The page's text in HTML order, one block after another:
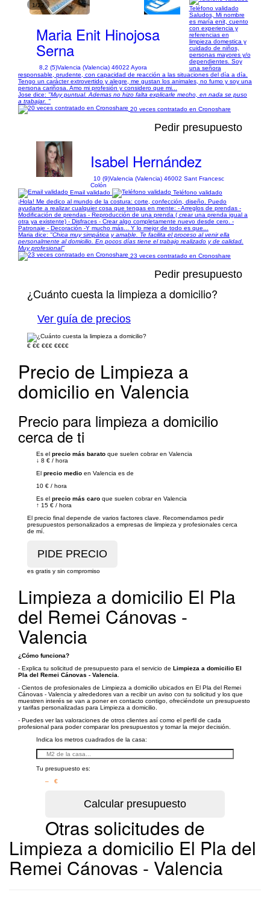
1/22
Maria Enit Hinojosa
Serna
8,2 (5)Valencia (Valencia) 46022 Ayora
Teléfono validado
Saludos, Mi nombre
es maría enit, cuento
con experiencia y
referencias en
limpieza domestica y
cuidado de niños,
personas mayores y/o
dependientes. Soy
una señora
responsable, prudente, con capacidad de reacción a las situaciones del día a día.
Tengo un carácter extrovertido y alegre, me gustan los animales, no fumo y soy una
persona cariñosa. Amo mi profesión y considero que mi...
Jose dice: "Muy puntual. Ademas no hizo falta explicarle mecho, en nada se puso
a trabajar. "
20 veces contratado en Cronoshare
Pedir presupuesto
Isabel Hernández
10 (9)Valencia (Valencia) 46002 Sant Francesc
Colón
Email validado
Teléfono validado
¡Hola! Me dedico al mundo de la costura: corte, confección, diseño. Puedo
ayudarte a realizar cualquier cosa que tengas en mente: - Arreglos de prendas -
Modificación de prendas - Reproducción de una prenda ( crear una prenda igual a
otra ya existente) - Disfraces - Crear algo completamente nuevo desde cero. -
Patronaje - Decoración -Y mucho más... Y lo mejor de todo es que...
Maria dice: "Chica muy simpática y amable. Te facilita el proceso al venir ella
personalmente al domicilio. En pocos días tiene el trabajo realizado y de calidad.
Muy profesional"
23 veces contratado en Cronoshare
Pedir presupuesto
¿Cuánto cuesta la limpieza a domicilio?
Ver guía de precios
€ €€ €€€ €€€€
Precio de Limpieza a
domicilio en Valencia
Precio para limpieza a domicilio
cerca de ti
Es el precio más barato que suelen cobrar en Valencia
↓ 8 € / hora
El precio medio en Valencia es de
10 € / hora
Es el precio más caro que suelen cobrar en Valencia
↑ 15 € / hora
El precio final depende de varios factores clave. Recomendamos pedir
presupuestos personalizados a empresas de limpieza y profesionales cerca
de mí.
es gratis y sin compromiso
Limpieza a domicilio El Pla
del Remei Cánovas -
Valencia
¿Cómo funciona?
- Explica tu solicitud de presupuesto para el servicio de Limpieza a domicilio El
Pla del Remei Cánovas - Valencia
- Cientos de profesionales de Limpieza a domicilio ubicados en El Pla del Remei
Cánovas - Valencia y alrededores van a recibir un aviso con tu solicitud y los que
muestren interés se van a poner en contacto contigo, ofreciéndote un presupuesto
y tarifas personalizadas para Limpieza a domicilio.
- Puedes ver las valoraciones de otros clientes así como el perfil de cada
profesional para poder comparar los presupuestos y tomar la mejor decisión.
Indica los metros cuadrados de la casa:
Tu presupuesto es:
– €
Otras solicitudes de
Limpieza a domicilio El Pla del
Remei Cánovas - Valencia